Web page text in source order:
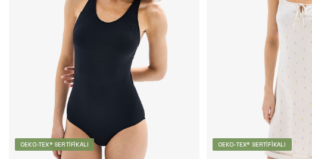
OEKO-TEX® SERTIFIKALI OEKO-TEX® SERTIFIKALI